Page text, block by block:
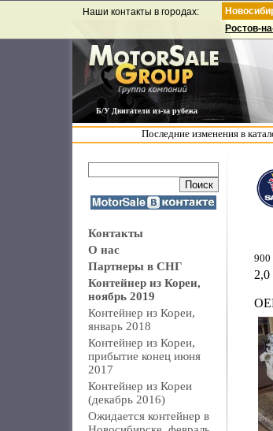
Б/У Двигатели из-за рубежа
Наши контакты в городах:
Ростов-
Последние изменения в
Контакты
О нас
Партнеры в СНГ
Контейнер из Кореи,
ноябрь 2019
Контейнер из Кореи,
январь 2018
Контейнер из Кореи,
прибытие конец июня
2017
Контейнер из Кореи
(декабрь 2016)
Ожидается контейнер в
900
2,0